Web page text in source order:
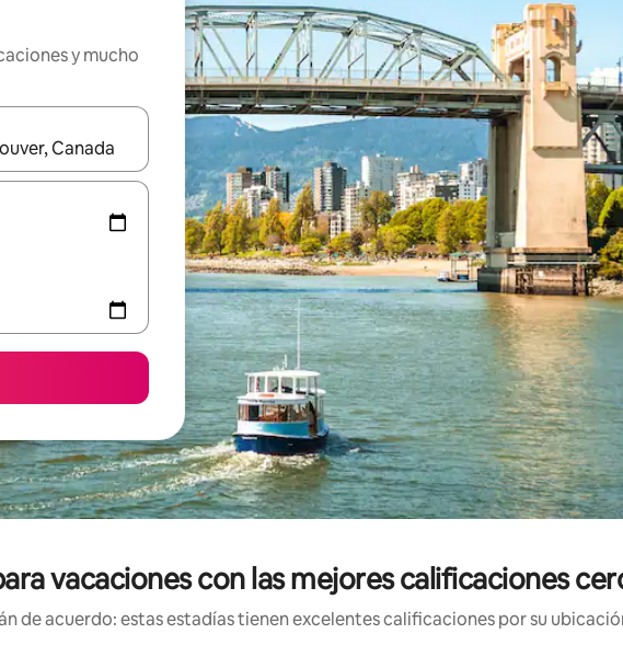
y mucho
navegá con las teclas de flecha hacia arriba y hacia abajo o explorá
vacaciones con las mejores calificaciones
de acuerdo: estas estadías tienen excelentes calificaciones por su